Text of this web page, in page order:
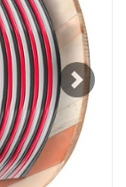
Next